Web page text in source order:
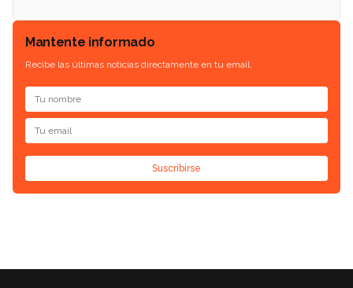
Mantente informado
Recibe las últimas noticias directamente en tu email.
Suscribirse